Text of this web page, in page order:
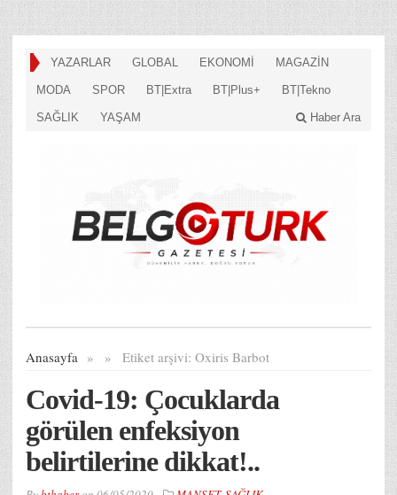
YAZARLAR GLOBAL EKONOMİ MAGAZİN
MODA SPOR BT|Extra BT|Plus+ BT|Tekno
SAĞLIK YAŞAM Haber Ara
Anasayfa » Etiket arşivi:
» Oxiris Barbot
Covid-19: Çocuklarda
görülen enfeksiyon
belirtilerine dikkat!..